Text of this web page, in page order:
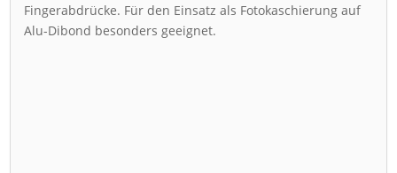
Fingerabdrücke. Für den Einsatz als Fotokaschierung auf
Alu-Dibond besonders geeignet.